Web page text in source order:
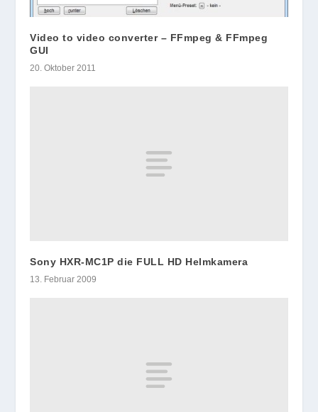
Video to video converter – FFmpeg & FFmpeg
GUI
20. Oktober 2011
Sony HXR-MC1P die FULL HD Helmkamera
13. Februar 2009